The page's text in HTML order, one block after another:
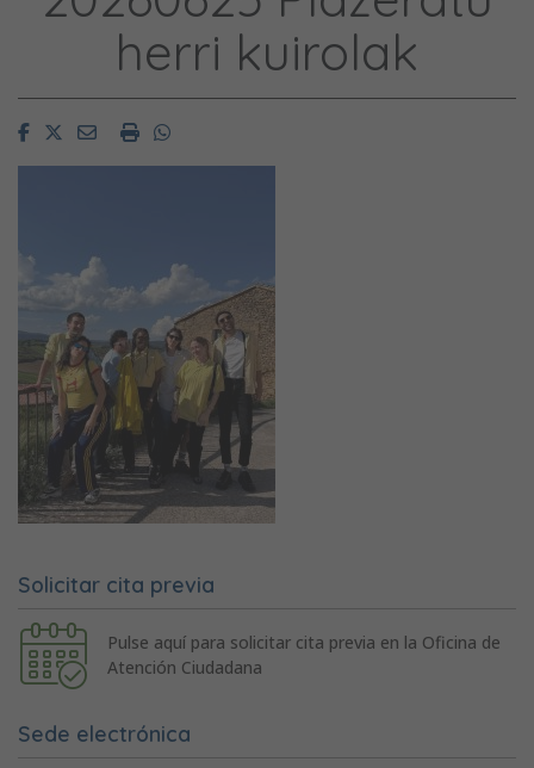
herri kuirolak
FacebookTwitterEmailImprimirWhatsapp
Solicitar cita previa
Pulse aquí para solicitar cita previa en la Oficina de
Atención Ciudadana
Sede electrónica